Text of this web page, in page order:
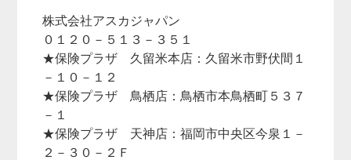
株式会社アスカジャパン
０１２０－５１３－３５１
★保険プラザ 久留米本店：久留米市野伏間１
－１０－１２
★保険プラザ 鳥栖店：鳥栖市本鳥栖町５３７
－１
★保険プラザ 天神店：福岡市中央区今泉１－
２－３０－２Ｆ